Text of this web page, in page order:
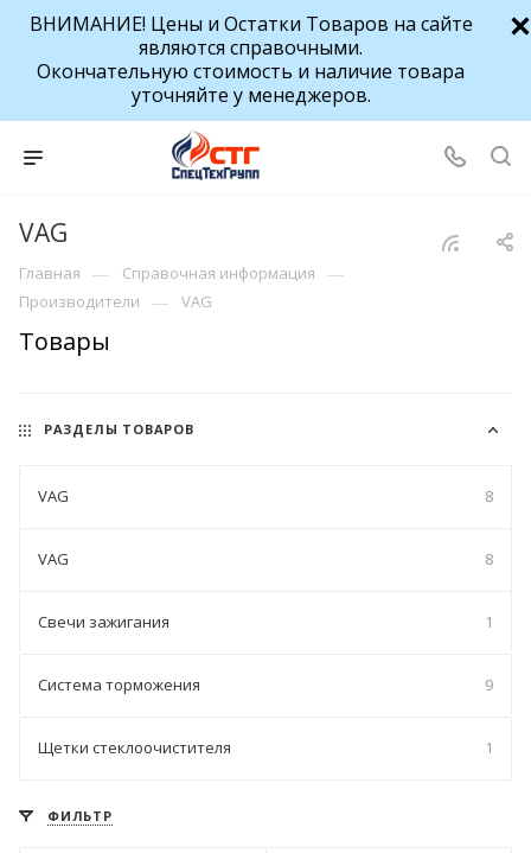
ВНИМАНИЕ! Цены и Остатки Товаров на сайте
являются справочными.
Окончательную стоимость и наличие товара
уточняйте у менеджеров.
VAG
Главная — Справочная информация —
Производители — VAG
Товары
РАЗДЕЛЫ ТОВАРОВ
VAG 8
VAG 8
Свечи зажигания 1
Система торможения 9
Щетки стеклоочистителя 1
ФИЛЬТР